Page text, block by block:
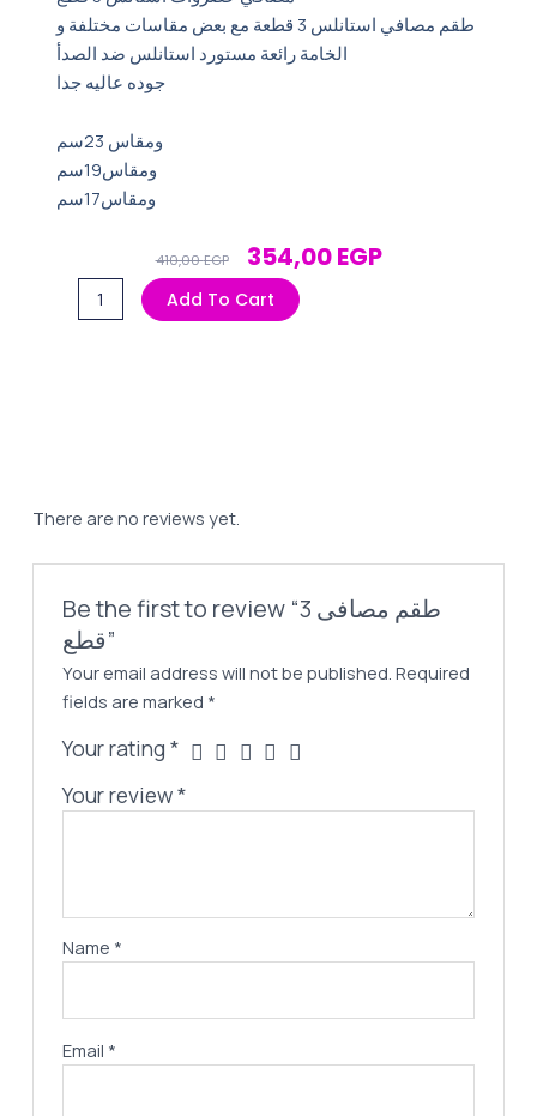
طقم مصافي استانلس 3 قطعة مع بعض مقاسات مختلفة و
الخامة رائعة مستورد استانلس ضد الصدأ
جوده عاليه جدا
ومقاس 23سم
ومقاس19سم
ومقاس17سم
410,00EGP Original
Price
Was:
354,00EGPCurrent
مصافى
Add To Cart
There are no reviews yet.
Be the first to review “طقم مصافى 3
قطع”
Your email address will not be published. Required
fields are marked *
Your rating*
Your review*
Name *
Email *